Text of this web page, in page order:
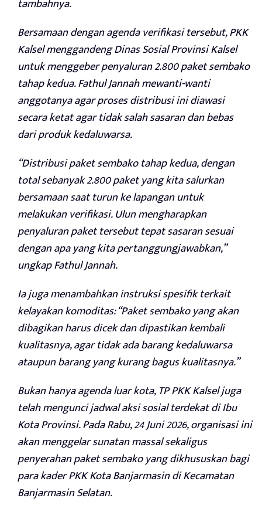
tambahnya.
Bersamaan dengan agenda verifikasi tersebut, PKK
Kalsel menggandeng Dinas Sosial Provinsi Kalsel
untuk menggeber penyaluran 2.800 paket sembako
tahap kedua. Fathul Jannah mewanti-wanti
anggotanya agar proses distribusi ini diawasi
secara ketat agar tidak salah sasaran dan bebas
dari produk kedaluwarsa.
“Distribusi paket sembako tahap kedua, dengan
total sebanyak 2.800 paket yang kita salurkan
bersamaan saat turun ke lapangan untuk
melakukan verifikasi. Ulun mengharapkan
penyaluran paket tersebut tepat sasaran sesuai
dengan apa yang kita pertanggungjawabkan,”
ungkap Fathul Jannah.
Ia juga menambahkan instruksi spesifik terkait
kelayakan komoditas: “Paket sembako yang akan
dibagikan harus dicek dan dipastikan kembali
kualitasnya, agar tidak ada barang kedaluwarsa
ataupun barang yang kurang bagus kualitasnya.”
Bukan hanya agenda luar kota, TP PKK Kalsel juga
telah mengunci jadwal aksi sosial terdekat di Ibu
Kota Provinsi. Pada Rabu, 24 Juni 2026, organisasi ini
akan menggelar sunatan massal sekaligus
penyerahan paket sembako yang dikhususkan bagi
para kader PKK Kota Banjarmasin di Kecamatan
Banjarmasin Selatan.